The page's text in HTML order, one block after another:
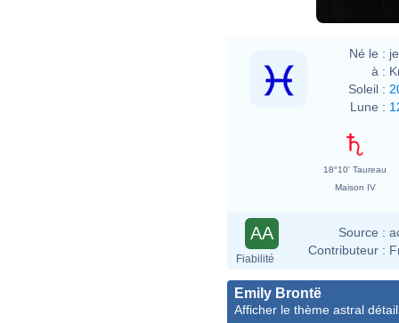
Né le :
à :
Soleil :
Lune :
18°10' Taureau
Maison IV
AA
Fiabilité
Source :
Contributeur :
Emily Brontë
Afficher le thème astral